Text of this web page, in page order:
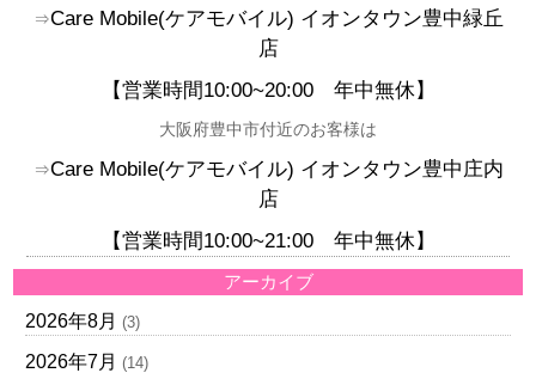
⇒Care Mobile(ケアモバイル) イオンタウン豊中緑丘
店
【営業時間10:00~20:00年中無休】
大阪府豊中市付近のお客様は
⇒Care Mobile(ケアモバイル) イオンタウン豊中庄内
店
【営業時間10:00~21:00年中無休】
アーカイブ
2026年8月 (3)
2026年7月 (14)